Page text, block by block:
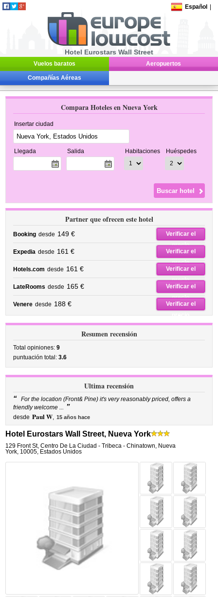
Español
Hotel Eurostars Wall Street
Vuelos baratos Aeropuertos
Compañías Aéreas
Compara Hoteles en Nueva York
Insertar ciudad
Llegada Salida Habitaciones Huéspedes
Partner que ofrecen este hotel
Booking desde 149 €
Verificar el
precio
Expedia desde 161 €
Verificar el
precio
Hotels.com desde 161 €
Verificar el
precio
LateRooms desde 165 €
Verificar el
precio
Venere desde 188 €
Verificar el
precio
Resumen recensión
Total opiniones:9
puntuación total:3.6
Ultima recensión
“ For the location (Front& Pine) it's very reasonably priced, offers a
friendly welcome ... ”
desde Paul W, 15 años hace
Hotel Eurostars Wall Street, Nueva York
129 Front St,Centro De La Ciudad - Tribeca - Chinatown, Nueva
York, 10005, Estados Unidos